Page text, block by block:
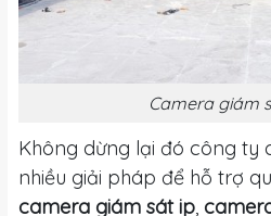
Camera giám
Không dừng lại đó công ty
nhiều giải pháp để hỗ trợ
camera giám sát ip